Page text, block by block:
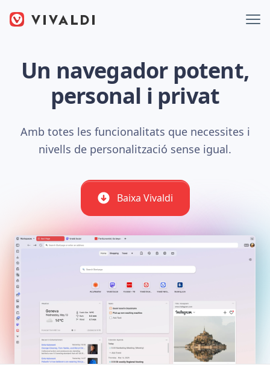
Un navegador potent,
personal i privat
Amb totes les funcionalitats que necessites i
nivells de personalització sense igual.
Baixa Vivaldi